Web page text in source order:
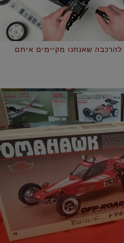
שאנחנו מקיימים איתם